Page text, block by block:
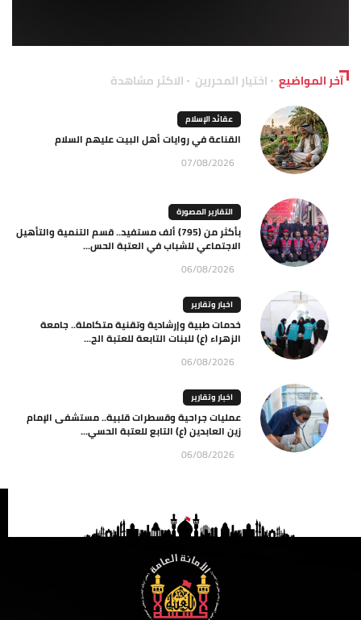
آخر المواضيع اختيار المحررين الاكثر مشاهدة
عقائد الإسلام
القناعة في روايات أهل البيت عليهم السلام
07/08/2026
التقارير المصورة
بأكثر من (795) ألف مستفيد.. قسم التنمية والتأهيل
الاجتماعي للشباب في العتبة الحس...
06/08/2026
اخبار وتقارير
خدمات طبية وإرشادية وتقنية متكاملة.. جامعة
الزهراء (ع) للبنات التابعة للعتبة الح...
06/08/2026
اخبار وتقارير
عمليات جراحية وقسطرات قلبية.. مستشفى الإمام
زين العابدين (ع) التابع للعتبة الحسي...
06/08/2026